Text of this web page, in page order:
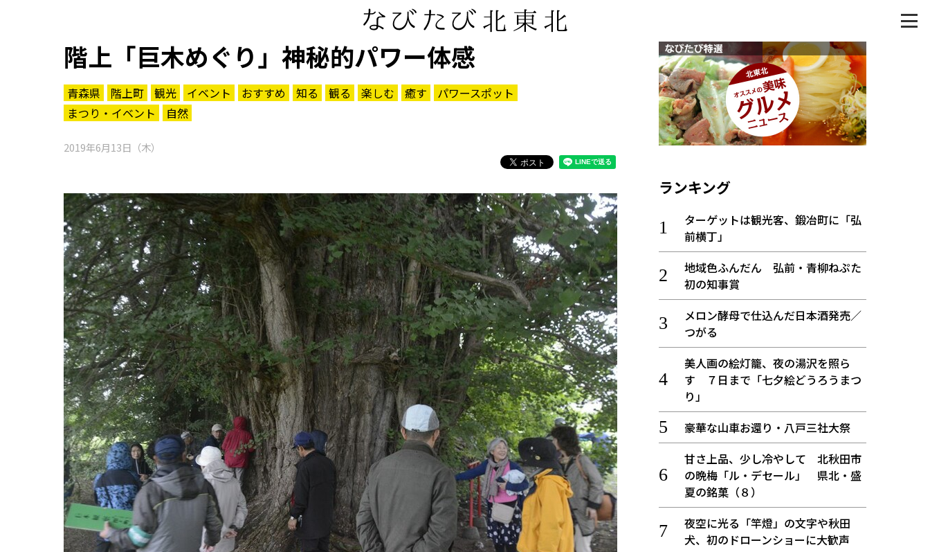
階上「巨木めぐり」神秘的パワー体感
青森県 階上町 観光 イベント おすすめ 知る 観る 楽しむ 癒す
パワースポット
まつり・イベント
自然
2019年6月13日（木）
ランキング
ターゲットは観光客、鍛冶町に「弘
前横丁」
地域色ふんだん 弘前・青柳ねぷた
初の知事賞
メロン酵母で仕込んだ日本酒発売／
つがる
美人画の絵灯籠、夜の湯沢を照ら
す ７日まで「七夕絵どうろうまつ
り」
豪華な山車お還り・八戸三社大祭
甘さ上品、少し冷やして 北秋田市
の晩梅「ル・デセール」 県北・盛
夏の銘菓（８）
夜空に光る「竿燈」の文字や秋田
犬、初のドローンショーに大歓声
パワースポット
まつり・イベント
おみやげ・特産
道の駅・産直
アウトドア・レジャー
ご当地グルメ